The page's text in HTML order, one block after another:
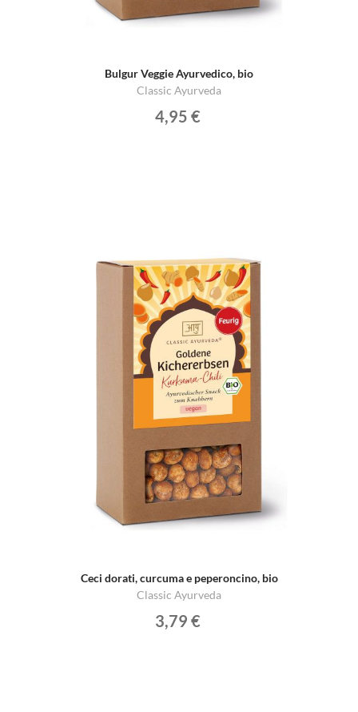
Bulgur Veggie Ayurvedico, bio
Classic Ayurveda
4,95 €
Ceci dorati, curcuma e peperoncino, bio
Classic Ayurveda
3,79 €